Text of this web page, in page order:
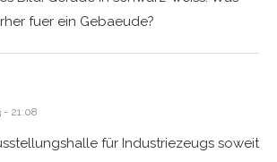
fuer ein Gebaeude?
- 21:08
für Industriezeugs soweit